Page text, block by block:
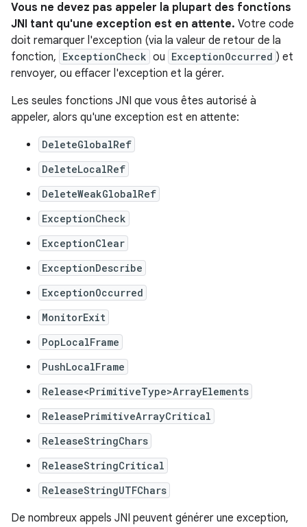
Vous ne devez pas appeler la plupart des fonctions
JNI tant qu'une exception est en attente. Votre code
doit remarquer l'exception (via la valeur de retour de la
fonction, ExceptionCheck ou ExceptionOccurred ) et
renvoyer, ou effacer l'exception et la gérer.
Les seules fonctions JNI que vous êtes autorisé à
appeler, alors qu'une exception est en attente:
DeleteGlobalRef
DeleteLocalRef
DeleteWeakGlobalRef
ExceptionCheck
ExceptionClear
ExceptionDescribe
ExceptionOccurred
MonitorExit
PopLocalFrame
PushLocalFrame
Release<PrimitiveType>ArrayElements
ReleasePrimitiveArrayCritical
ReleaseStringChars
ReleaseStringCritical
ReleaseStringUTFChars
De nombreux appels JNI peuvent générer une exception,